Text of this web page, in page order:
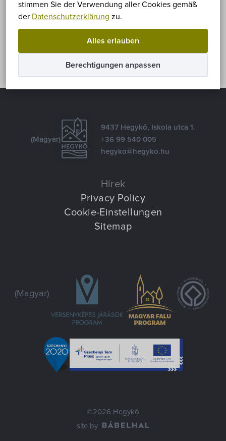
stimmen Sie der Verwendung aller Cookies gemäß
der Datenschutzerklärung zu.
Alles erlauben
Berechtigungen anpassen
Teilen
(Magyar)
9437 Hegykő, Iskola utca 1.
+36 99 540 005
hegyko@hegyko.hu
Hírek
Privacy Policy
Cookie-Einstellungen
Sitemap
(Magyar)
©2026 Hegykő
site by